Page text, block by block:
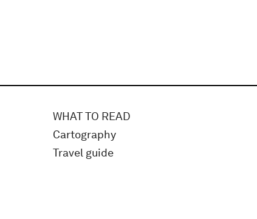
WHAT TO READ
Cartography
Travel guide